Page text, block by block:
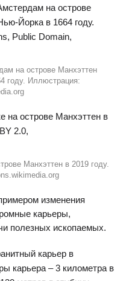
на острове Манхэттен
году. Иллюстрация:
Манхэттен в 2019 году.
изменения
карьеры,
полезных ископаемых.